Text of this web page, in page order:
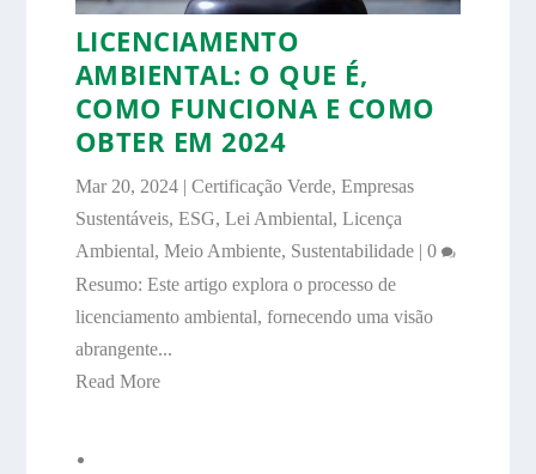
LICENCIAMENTO
AMBIENTAL: O QUE É,
COMO FUNCIONA E COMO
OBTER EM 2024
Mar 20, 2024| Certificação Verde, Empresas
Sustentáveis, ESG, Lei Ambiental, Licença
Ambiental, Meio Ambiente, Sustentabilidade| 0
Resumo: Este artigo explora o processo de
licenciamento ambiental, fornecendo uma visão
abrangente...
Read More